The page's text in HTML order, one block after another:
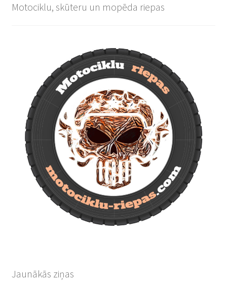
Motociklu, skūteru un mopēda riepas
Jaunākās ziņas